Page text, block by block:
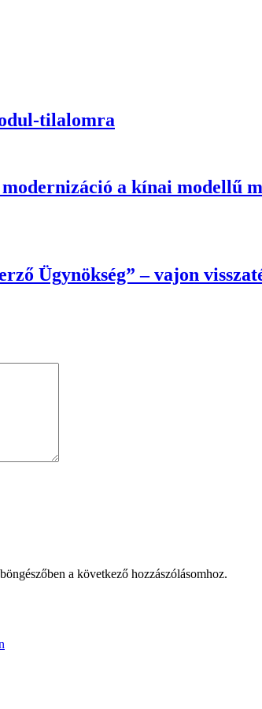
tilalomra
a kínai modellű
Ügynökség” – vajon
a következő hozzászólásomhoz.